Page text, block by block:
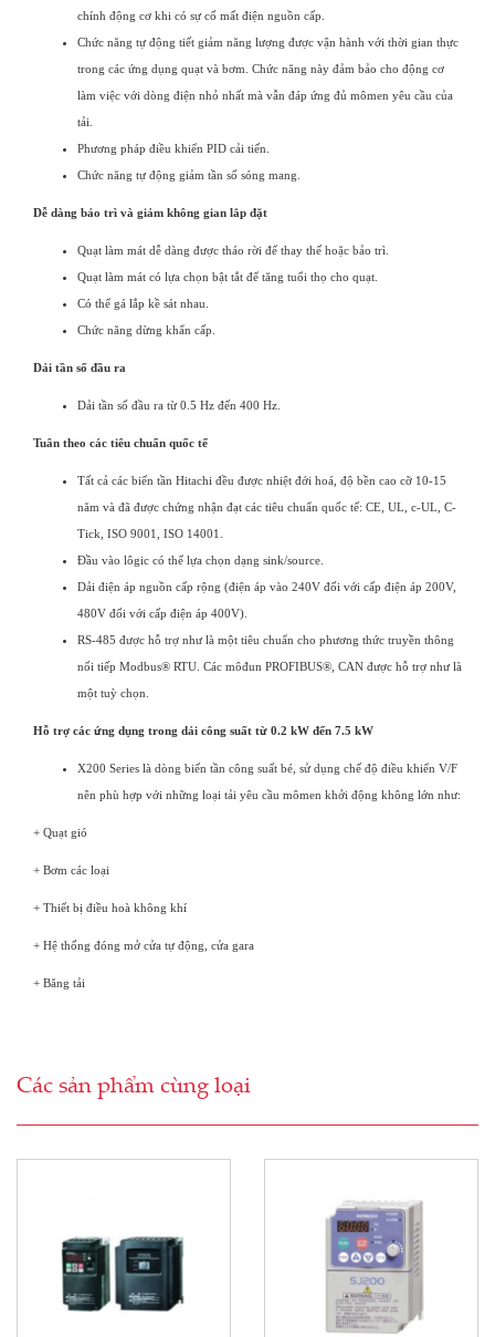
chính động cơ khi có sự cố mất điện nguồn cấp.
Chức năng tự động tiết giảm năng lượng được vận hành với thời gian thực
trong các ứng dụng quạt và bơm. Chức năng này đảm bảo cho động cơ
làm việc với dòng điện nhỏ nhất mà vẫn đáp ứng đủ mômen yêu cầu của
tải.
Phương pháp điều khiển PID cải tiến.
Chức năng tự động giảm tần số sóng mang.
Dễ dàng bảo trì và giảm không gian lắp đặt
Quạt làm mát dễ dàng được tháo rời để thay thế hoặc bảo trì.
Quạt làm mát có lựa chọn bật tắt để tăng tuổi thọ cho quạt.
Có thể gá lắp kề sát nhau.
Chức năng dừng khẩn cấp.
Dải tần số đầu ra
Dải tần số đầu ra từ 0.5 Hz đến 400 Hz.
Tuân theo các tiêu chuẩn quốc tế
Tất cả các biến tần Hitachi đều được nhiệt đới hoá, độ bền cao cỡ 10-15
năm và đã được chứng nhận đạt các tiêu chuẩn quốc tế: CE, UL, c-UL, C-
Tick, ISO 9001, ISO 14001.
Đầu vào lôgic có thể lựa chọn dạng sink/source.
Dải điện áp nguồn cấp rộng (điện áp vào 240V đối với cấp điện áp 200V,
480V đối với cấp điện áp 400V).
RS-485 được hỗ trợ như là một tiêu chuẩn cho phương thức truyền thông
nối tiếp Modbus® RTU. Các môđun PROFIBUS®, CAN được hỗ trợ như là
một tuỳ chọn.
Hỗ trợ các ứng dụng trong dải công suất từ 0.2 kW đến 7.5 kW
X200 Series là dòng biến tần công suất bé, sử dụng chế độ điều khiển V/F
nên phù hợp với những loại tải yêu cầu mômen khởi động không lớn như:
+ Quạt gió
+ Bơm các loại
+ Thiết bị điều hoà không khí
+ Hệ thống đóng mở cửa tự động, cửa gara
+ Băng tải
Các sản phẩm cùng loại